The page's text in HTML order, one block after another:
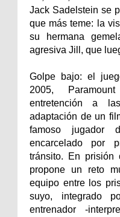
Jack Sadelstein se
que más teme: la
su hermana
agresiva Jill, que
Golpe bajo: el
2005,
entretención a
adaptación de un
famoso jugador
encarcelado por
tránsito. En
propone un reto
equipo entre los
suyo, integrado
entrenador -